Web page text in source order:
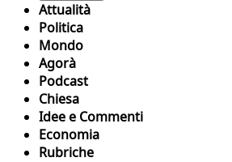
Attualità
Politica
Mondo
Agorà
Podcast
Chiesa
Idee e Commenti
Economia
Rubriche